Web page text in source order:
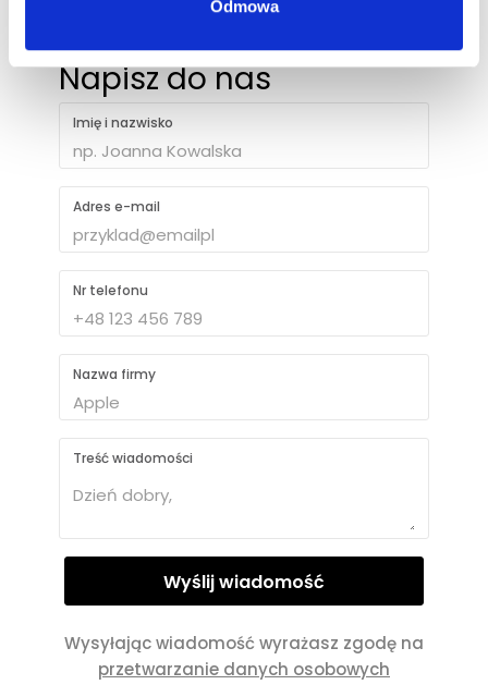
Odmowa
Napisz do nas
Imię i nazwisko
Adres e-mail
Nr telefonu
Nazwa firmy
Treść wiadomości
Wysyłając wiadomość wyrażasz zgodę na
przetwarzanie danych osobowych